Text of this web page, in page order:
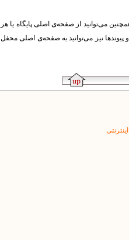
می‌توانید از صفحه‌ی اصلی پایگاه یا هر
نیز می‌توانید به صفحه‌ی اصلی محفل